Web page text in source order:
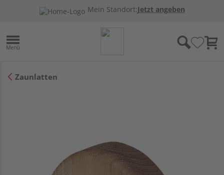
Mein Standort:Jetzt angeben
Zaunlatten